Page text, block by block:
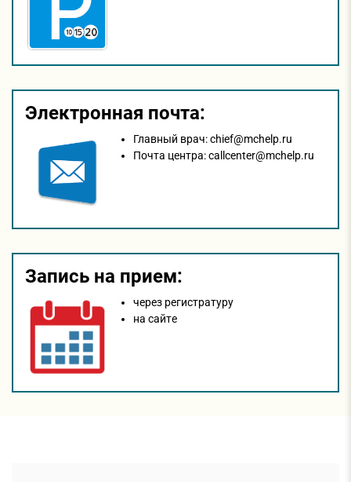
Электронная почта:
Главный врач:chief@mchelp.ru
Почта центра:callcenter@mchelp.ru
Запись на прием:
через регистратуру
на сайтe